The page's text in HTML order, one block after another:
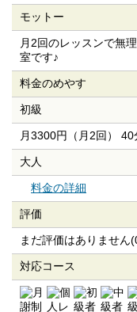
モットー
月2回のレッスンで無
室です♪
料金のめやす
初級
月3300円（月2回） 40
大人
料金の詳細
評価
まだ評価はありません
対応コース